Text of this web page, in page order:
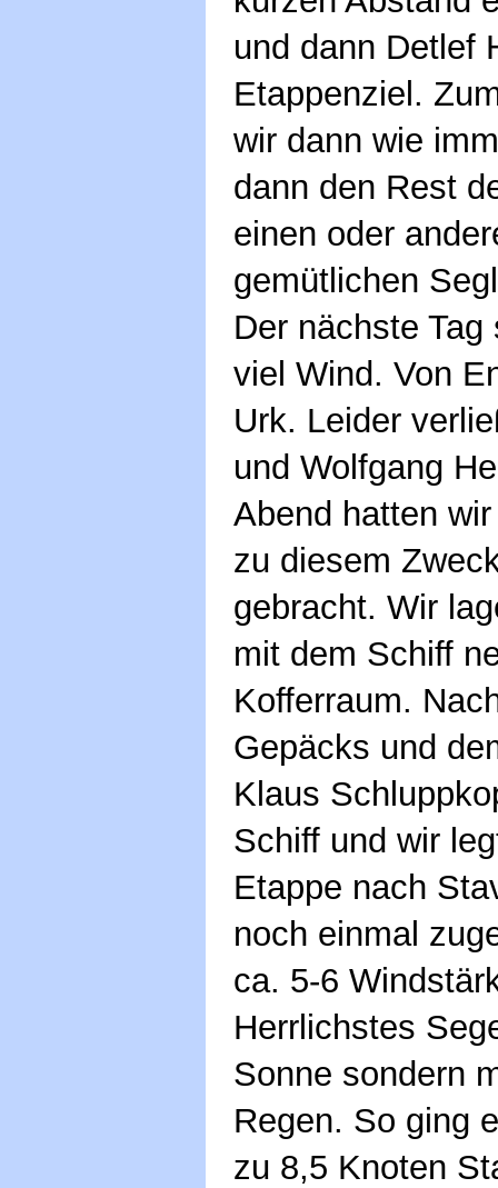
und dann Detlef
Etappenziel.
wir dann wie
dann den Rest
einen oder
gemütlichen
Der nächste
viel Wind. Von
Urk. Leider
und Wolfgang
Abend hatten
zu diesem
gebracht. Wir
mit dem Schiff
Kofferraum.
Gepäcks und
Klaus
Schiff und wir
Etappe nach
noch einmal
ca. 5-6
Herrlichstes
Sonne sondern
Regen. So ging
zu 8,5 Knoten